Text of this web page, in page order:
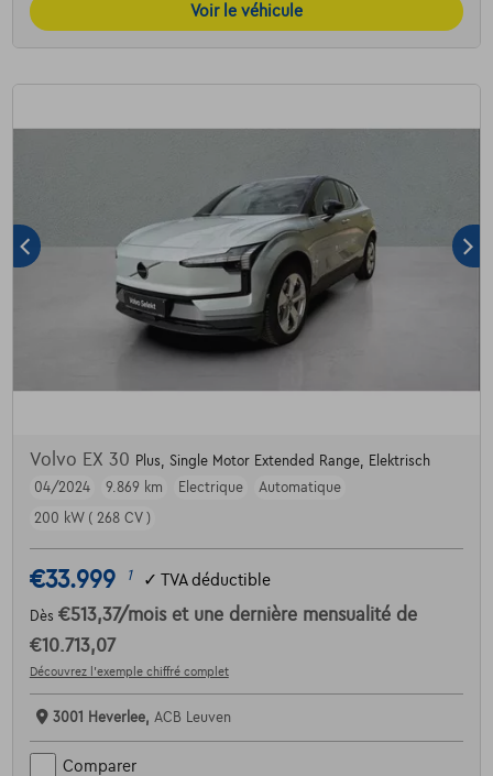
Voir le véhicule
Volvo EX 30 Plus, Single Motor Extended Range, Elektrisch
04/2024
9.869 km Electrique
Automatique
200 kW ( 268 CV )
€33.999 1 ✓ TVA déductible
Dès €513,37/mois et une dernière mensualité de
€10.713,07
Découvrez l’exemple chiffré complet
3001 Heverlee, ACB Leuven
Comparer